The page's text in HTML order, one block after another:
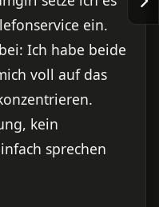
ein.
Ich habe beide
voll auf das
kein
sprechen